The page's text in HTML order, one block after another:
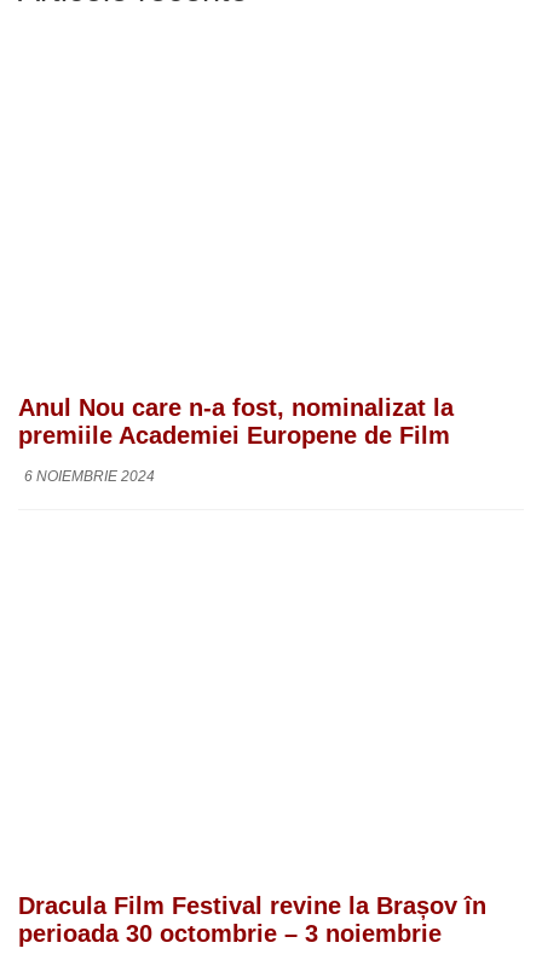
Anul Nou care n-a fost, nominalizat la
premiile Academiei Europene de Film
6 NOIEMBRIE 2024
Dracula Film Festival revine la Brașov în
perioada 30 octombrie – 3 noiembrie